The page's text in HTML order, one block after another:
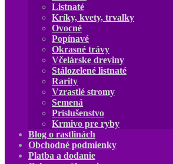
Listnaté
Kríky, kvety, trvalky
Ovocné
Popínavé
Okrasné trávy
Včelárske dreviny
Stálozelené listnaté
Rarity
Vzrastlé stromy
Semená
Príslušenstvo
Krmivo pre ryby
Blog o rastlinách
Obchodné podmienky
Platba a dodanie